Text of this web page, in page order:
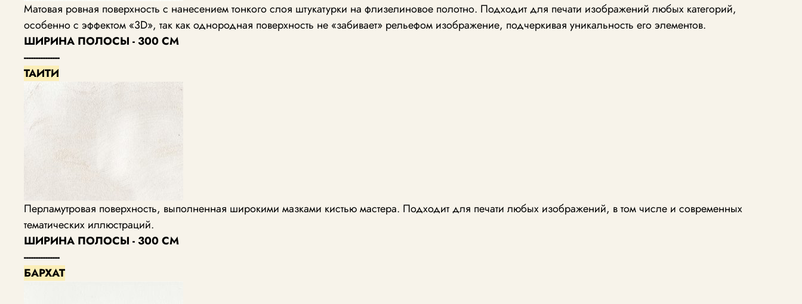
Матовая ровная поверхность с нанесением тонкого слоя штукатурки на флизелиновое полотно. Подходит для печати изображений любых категорий,
особенно с эффектом «3D», так как однородная поверхность не «забивает» рельефом изображение, подчеркивая уникальность его элементов.
ШИРИНА ПОЛОСЫ - 300 СМ
---------------
ТАИТИ
Перламутровая поверхность, выполненная широкими мазками кистью мастера. Подходит для печати любых изображений, в том числе и современных
тематических иллюстраций.
ШИРИНА ПОЛОСЫ - 300 СМ
---------------
БАРХАТ